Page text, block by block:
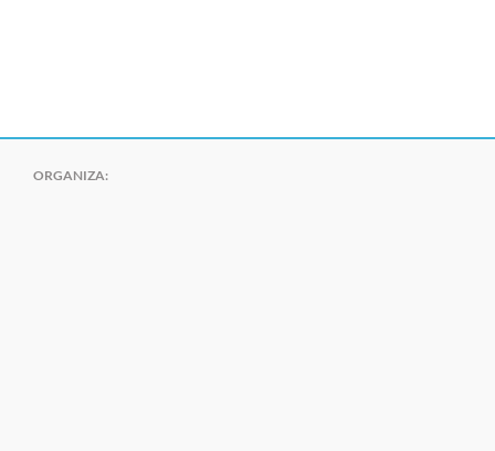
ORGANIZA: